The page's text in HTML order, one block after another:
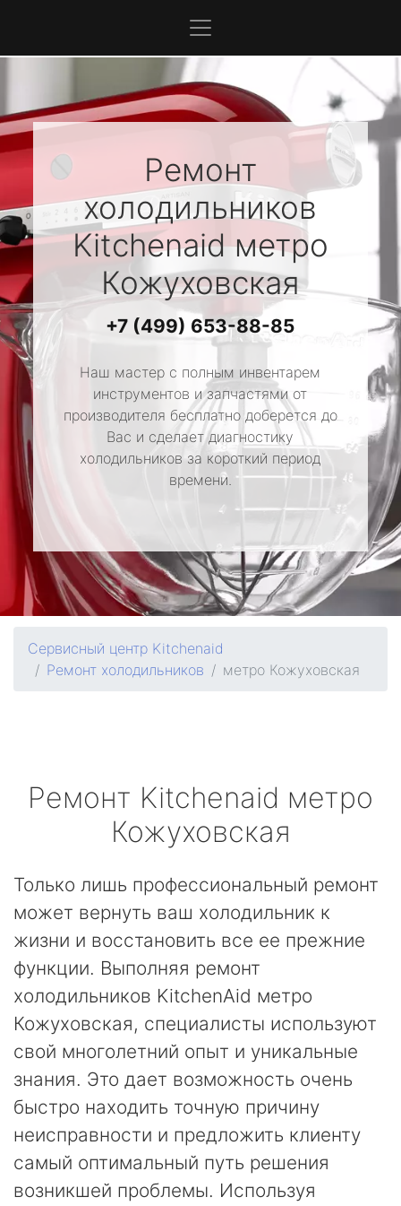
Ремонт
холодильников
Kitchenaidметро
Кожуховская
+7 (499) 653-88-85
Наш мастер с полным инвентарем
инструментов и запчастями от
производителя бесплатно доберется до
Вас и сделает диагностику
холодильников за короткий период
времени.
Сервисный центр Kitchenaid
Ремонт холодильников
метро Кожуховская
Ремонт Kitchenaid метро
Кожуховская
Только лишь профессиональный ремонт
может вернуть ваш холодильник к
жизни и восстановить все ее прежние
функции. Выполняя ремонт
холодильников KitchenAid метро
Кожуховская, специалисты используют
свой многолетний опыт и уникальные
знания. Это дает возможность очень
быстро находить точную причину
неисправности и предложить клиенту
самый оптимальный путь решения
возникшей проблемы. Используя